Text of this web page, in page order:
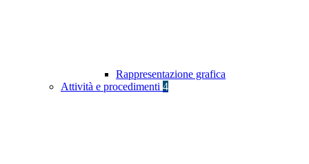
Rappresentazione grafica
Attività e procedimenti 4